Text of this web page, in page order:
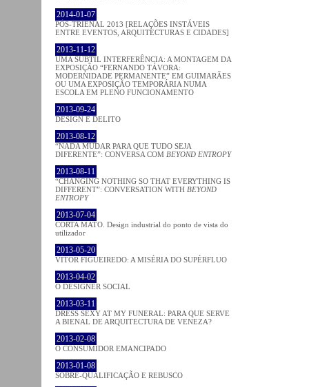
2014-01-07
PÓS-TRIENAL 2013 [RELAÇÕES INSTÁVEIS
ENTRE EVENTOS, ARQUITECTURAS E CIDADES]
2013-11-12
UMA SUBTIL INTERFERÊNCIA: A MONTAGEM DA
EXPOSIÇÃO “FERNANDO TÁVORA:
MODERNIDADE PERMANENTE” EM GUIMARÃES
OU UMA EXPOSIÇÃO TEMPORÁRIA NUMA
ESCOLA EM PLENO FUNCIONAMENTO
2013-09-24
DESIGN E DELITO
2013-08-12
“NADA MUDAR PARA QUE TUDO SEJA
DIFERENTE”: CONVERSA COM BEYOND ENTROPY
2013-08-11
“CHANGING NOTHING SO THAT EVERYTHING IS
DIFFERENT”: CONVERSATION WITH BEYOND
ENTROPY
2013-07-04
CORTA MATO. Design industrial do ponto de vista do
utilizador
2013-05-20
VÍTOR FIGUEIREDO: A MISÉRIA DO SUPÉRFLUO
2013-04-02
O DESIGNER SOCIAL
2013-03-11
DRESS SEXY AT MY FUNERAL: PARA QUE SERVE
A BIENAL DE ARQUITECTURA DE VENEZA?
2013-02-08
O CONSUMIDOR EMANCIPADO
2013-01-08
SOBRE-QUALIFICAÇÃO E REBUSCO